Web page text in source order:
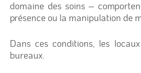
domaine des soins –
présence ou la manipulation de
Dans ces conditions, les
bureaux.